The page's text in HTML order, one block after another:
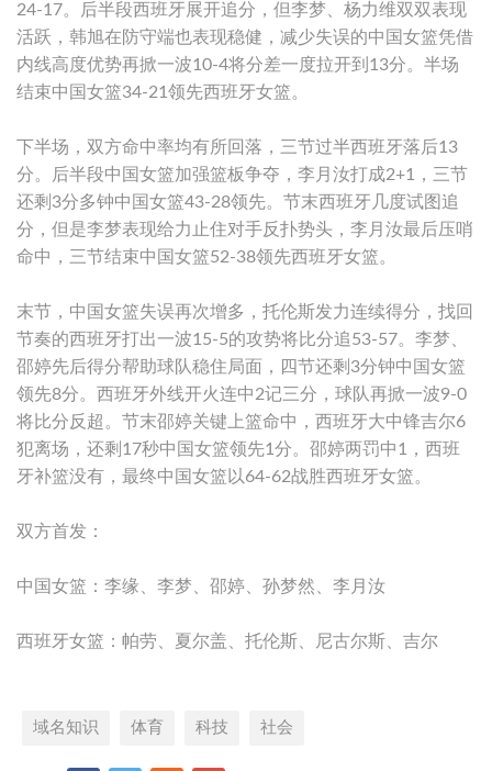
24-17。后半段西班牙展开追分，但李梦、杨力维双双表现
活跃，韩旭在防守端也表现稳健，减少失误的中国女篮凭借
内线高度优势再掀一波10-4将分差一度拉开到13分。半场
结束中国女篮34-21领先西班牙女篮。
下半场，双方命中率均有所回落，三节过半西班牙落后13
分。后半段中国女篮加强篮板争夺，李月汝打成2+1，三节
还剩3分多钟中国女篮43-28领先。节末西班牙几度试图追
分，但是李梦表现给力止住对手反扑势头，李月汝最后压哨
命中，三节结束中国女篮52-38领先西班牙女篮。
末节，中国女篮失误再次增多，托伦斯发力连续得分，找回
节奏的西班牙打出一波15-5的攻势将比分追53-57。李梦、
邵婷先后得分帮助球队稳住局面，四节还剩3分钟中国女篮
领先8分。西班牙外线开火连中2记三分，球队再掀一波9-0
将比分反超。节末邵婷关键上篮命中，西班牙大中锋吉尔6
犯离场，还剩17秒中国女篮领先1分。邵婷两罚中1，西班
牙补篮没有，最终中国女篮以64-62战胜西班牙女篮。
双方首发：
中国女篮：李缘、李梦、邵婷、孙梦然、李月汝
西班牙女篮：帕劳、夏尔盖、托伦斯、尼古尔斯、吉尔
域名知识 体育 科技 社会